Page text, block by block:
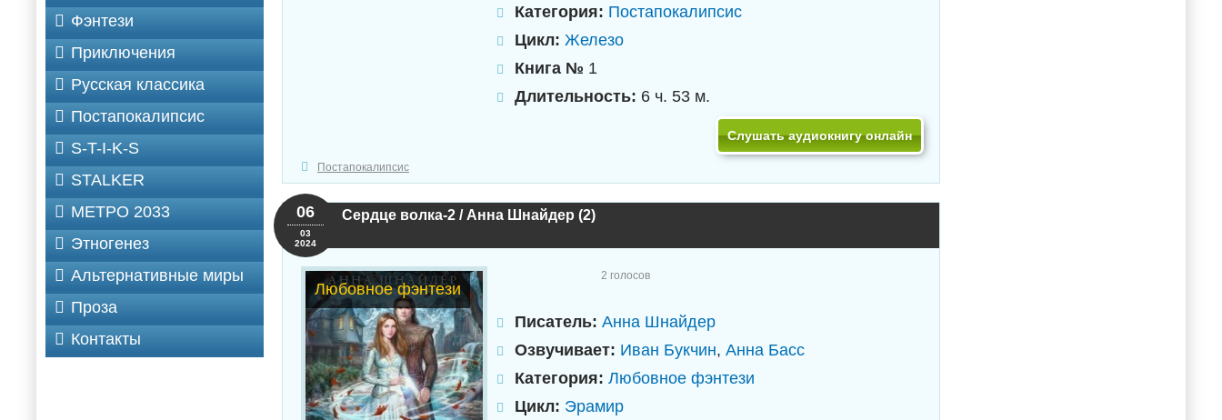
Категория: Постапокалипсис
Цикл: Железо
Книга № 1
Длительность: 6 ч. 53 м.
Слушать аудиокнигу онлайн
Постапокалипсис
Сердце волка-2 / Анна Шнайдер (2)
06
03
2024
Любовное фэнтези
2 голосов
Писатель: Анна Шнайдер
Озвучивает: Иван Букчин, Анна Басс
Категория: Любовное фэнтези
Цикл: Эрамир
Фэнтези
Приключения
Русская классика
Постапокалипсис
S-T-I-K-S
STALKER
МЕТРО 2033
Этногенез
Альтернативные миры
Проза
Контакты